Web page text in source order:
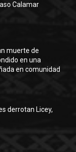
Calamar
muerte de
en una
en comunidad
derrotan Licey,